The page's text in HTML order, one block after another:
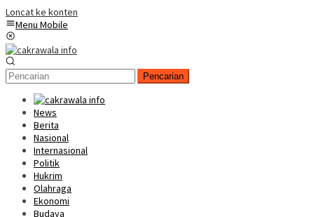
Loncat ke konten
Menu Mobile
Pencarian
News
Berita
Nasional
Internasional
Politik
Hukrim
Olahraga
Ekonomi
Budaya